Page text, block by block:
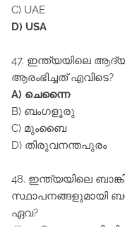
C) UAE
D) USA
47. ഇന്ത്യയിലെ
ആരംഭിച്ചത്‌ എവിടെ?
A) ചെന്നൈ
B) ബംഗളൂരു
C) മുംബൈ
D) തിരുവനന്തപുരം
48. ഇന്ത്യയിലെ
സ്ഥാപനങ്ങളുമായി
ഏവ?